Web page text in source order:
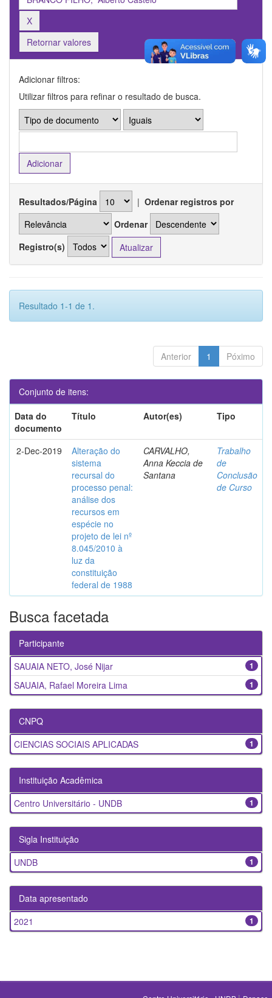
Retornar valores
Adicionar filtros:
Utilizar filtros para refinar o resultado de busca.
Resultados/Página | Ordenar registros por
Ordenar
Registro(s)
Resultado 1-1 de 1.
Anterior 1 Póximo
Conjunto de itens:
Data do
documento
Título Autor(es) Tipo
2-Dec-2019
Alteração do
sistema
recursal do
processo penal:
análise dos
recursos em
espécie no
projeto de lei nº
8.045/2010 à
luz da
constituição
federal de 1988
CARVALHO,
Anna Keccia de
Santana
Trabalho
de
Conclusão
de Curso
Busca facetada
Participante
1
SAUAIA NETO, José Nijar
1
SAUAIA, Rafael Moreira Lima
CNPQ
1
CIENCIAS SOCIAIS APLICADAS
Instituição Acadêmica
1
Centro Universitário - UNDB
Sigla Instituição
1
UNDB
Data apresentado
1
2021